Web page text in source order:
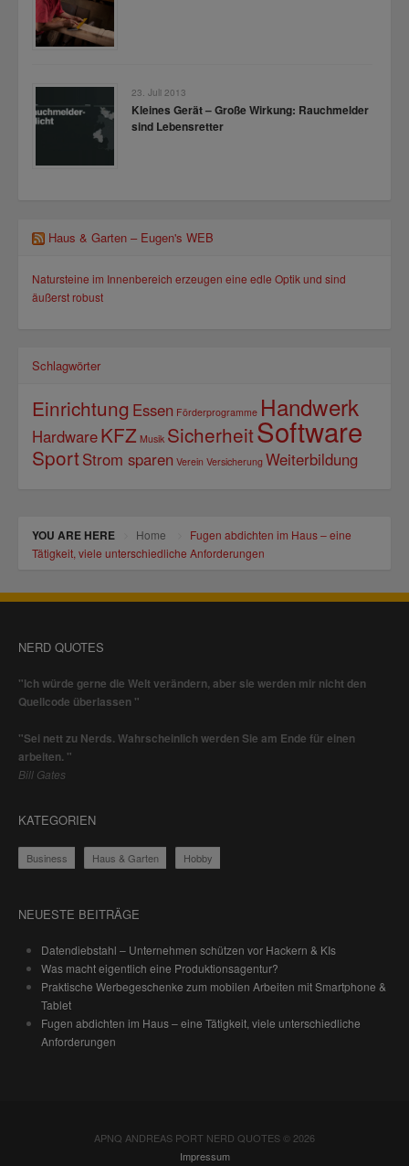
23. Juli 2013
Kleines Gerät – Große Wirkung: Rauchmelder
sind Lebensretter
Haus & Garten – Eugen's WEB
Natursteine im Innenbereich erzeugen eine edle Optik und sind
äußerst robust
Schlagwörter
Einrichtung Essen Förderprogramme Handwerk
HardwareKFZ Musik SicherheitSoftware
SportStrom sparen Verein Versicherung Weiterbildung
YOU ARE HERE Home
Fugen abdichten im Haus – eine
Tätigkeit, viele unterschiedliche Anforderungen
NERD QUOTES
"Ich würde gerne die Welt verändern, aber sie werden mir nicht den
Quellcode überlassen "
"Sei nett zu Nerds. Wahrscheinlich werden Sie am Ende für einen
arbeiten. "
Bill Gates
KATEGORIEN
Business Haus & Garten Hobby
NEUESTE BEITRÄGE
Datendiebstahl – Unternehmen schützen vor Hackern & KIs
Was macht eigentlich eine Produktionsagentur?
Praktische Werbegeschenke zum mobilen Arbeiten mit Smartphone &
Tablet
Fugen abdichten im Haus – eine Tätigkeit, viele unterschiedliche
Anforderungen
APNQ ANDREAS PORT NERD QUOTES © 2026
Impressum